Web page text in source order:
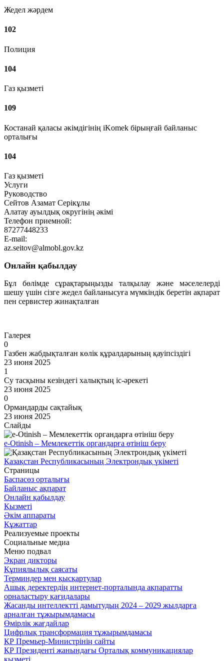
Жедел жәрдем
102
Полиция
104
Газ қызметі
109
Костанай қаласы әкімдігінің iKomek бірыңғай байланыс
орталығы
104
Газ қызметі
Услуги
Руководство
Сейтов Азамат Серікұлы
Алатау ауылдық округінің әкімі
Телефон приемной:
87277448233
E-mail:
az.seitov@almobl.gov.kz
Онлайн қабылдау
Бұл бөлімде сұрақтарыңызды талқылау және мәселелерді
шешу үшін сізге жедел байланысуға мүмкіндік беретін ақпарат
пен сервистер жинақталған
Галерея
0
Газбен жабдықталған көлік құралдарының қауіпсіздігі
23 июня 2025
1
Су тасқыны кезіндегі халықтың іс-әрекеті
23 июня 2025
0
Ормандарды сақтайық
23 июня 2025
Слайды
e-Otinish – Мемлекеттік органдарға өтініш беру
Қазақстан Республикасының Электрондық үкіметі
Страницы
Баспасөз орталығы
Байланыс ақпарат
Онлайн қабылдау
Қызметі
Әкім аппараты
Құжаттар
Реализуемые проекты
Социальные медиа
Меню подвал
Экран дикторы
Құпиялылық саясаты
Терминдер мен қысқартулар
Ашық деректердің интернет-порталында ақпаратты
орналастыру қағидалары
Жасанды интеллектті дамытудың 2024 – 2029 жылдарға
арналған тұжырымдамасы
Өмірлік жағдайлар
Цифрлық трансформация тұжырымдамасы
ҚР Премьер-Министрінің сайты
ҚР Президенті жанындағы Орталық коммуникациялар